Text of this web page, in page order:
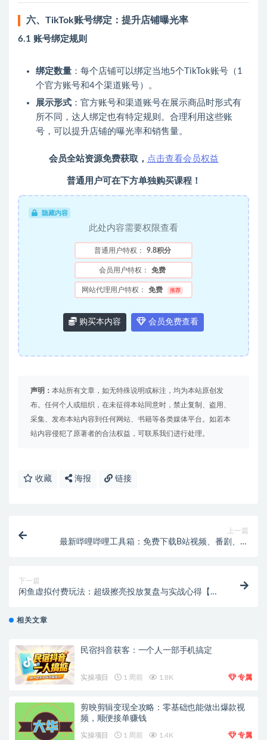
六、TikTok账号绑定：提升店铺曝光率
6.1 账号绑定规则
绑定数量 ：每个店铺可以绑定当地5个TikTok账号（1
个官方账号和4个渠道账号）。
展示形式 ：官方账号和渠道账号在展示商品时形式有
所不同，达人绑定也有特定规则。合理利用这些账
号，可以提升店铺的曝光率和销售量。
会员全站资源免费获取， 点击查看会员权益
普通用户可在下方单独购买课程！
隐藏内容
此处内容需要权限查看
普通用户特权： 9.8积分
会员用户特权： 免费
网站代理用户特权： 免费 推荐
购买本内容 会员免费查看
声明： 本站所有文章，如无特殊说明或标注，均为本站原创发
布。任何个人或组织，在未征得本站同意时，禁止复制、盗用、
采集、发布本站内容到任何网站、书籍等各类媒体平台。如若本
站内容侵犯了原著者的合法权益，可联系我们进行处理。
收藏 海报 链接
上一篇
最新哔哩哔哩工具箱：免费下载B站视频、番剧、课
下一篇
闲鱼虚拟付费玩法：超级擦亮投放复盘与实战心得【飞
相关文章
民宿抖音获客：一个人一部手机搞定
实操项目 1 周前 1.8K 专属
剪映剪辑变现全攻略：零基础也能做出爆款视
频，顺便接单赚钱
实操项目 1 周前 1.4K 专属